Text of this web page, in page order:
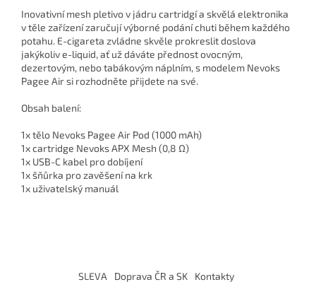
Inovativní mesh pletivo v jádru cartridgí a skvělá elektronika
v těle zařízení zaručují výborné podání chuti během každého
potahu. E-cigareta zvládne skvěle prokreslit doslova
jakýkoliv e-liquid, ať už dáváte přednost ovocným,
dezertovým, nebo tabákovým náplním, s modelem Nevoks
Pagee Air si rozhodněte přijdete na své.
Obsah balení:
1x tělo Nevoks Pagee Air Pod (1000 mAh)
1x cartridge Nevoks APX Mesh (0,8 Ω)
1x USB-C kabel pro dobíjení
1x šňůrka pro zavěšení na krk
1x uživatelský manuál
SLEVA Doprava ČR a SK Kontakty